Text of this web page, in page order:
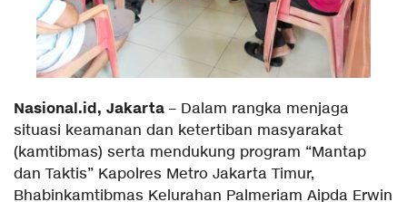
Nasional.id, Jakarta – Dalam rangka menjaga
situasi keamanan dan ketertiban masyarakat
(kamtibmas) serta mendukung program “Mantap
dan Taktis” Kapolres Metro Jakarta Timur,
Bhabinkamtibmas Kelurahan Palmeriam Aipda Erwin